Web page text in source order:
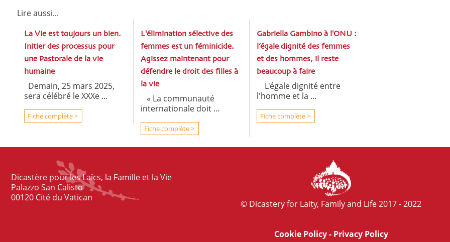
Lire aussi...
La Vie est toujours un bien.
Initier des processus pour
une Pastorale de la vie
humaine
Demain, 25 mars 2025,
sera célébré le XXXe ...
Fiche complète >
L'élimination sélective des
femmes est un féminicide.
Agissez maintenant pour
défendre le droit des filles à
la vie
« La communauté
internationale doit ...
Fiche complète >
Gabriella Gambino à l'ONU :
l’égale dignité des femmes
et des hommes, il reste
beaucoup à faire
L'égale dignité entre
l'homme et la ...
Fiche complète >
Dicastère pour les Laïcs, la Famille et la Vie
Palazzo San Calisto
00120 Cité du Vatican
© Dicastery for Laity, Family and Life 2017 - 2022
Cookie Policy- Privacy Policy